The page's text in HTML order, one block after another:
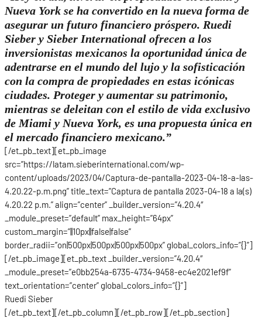
Nueva York se ha convertido en la nueva forma de
asegurar un futuro financiero próspero. Ruedi
Sieber y Sieber International ofrecen a los
inversionistas mexicanos la oportunidad única de
adentrarse en el mundo del lujo y la sofisticación
con la compra de propiedades en estas icónicas
ciudades. Proteger y aumentar su patrimonio,
mientras se deleitan con el estilo de vida exclusivo
de Miami y Nueva York, es una propuesta única en
el mercado financiero mexicano.”
[/et_pb_text][et_pb_image
src=”https://latam.sieberinternational.com/wp-
content/uploads/2023/04/Captura-de-pantalla-2023-04-18-a-las-
4.20.22-p.m.png” title_text=”Captura de pantalla 2023-04-18 a la(s)
4.20.22 p.m.” align=”center” _builder_version=”4.20.4″
_module_preset=”default” max_height=”64px”
custom_margin=”||10px||false|false”
border_radii=”on|500px|500px|500px|500px” global_colors_info=”{}”]
[/et_pb_image][et_pb_text _builder_version=”4.20.4″
_module_preset=”e0bb254a-6735-4734-9458-ec4e2021ef9f”
text_orientation=”center” global_colors_info=”{}”]
Ruedi Sieber
[/et_pb_text][/et_pb_column][/et_pb_row][/et_pb_section]